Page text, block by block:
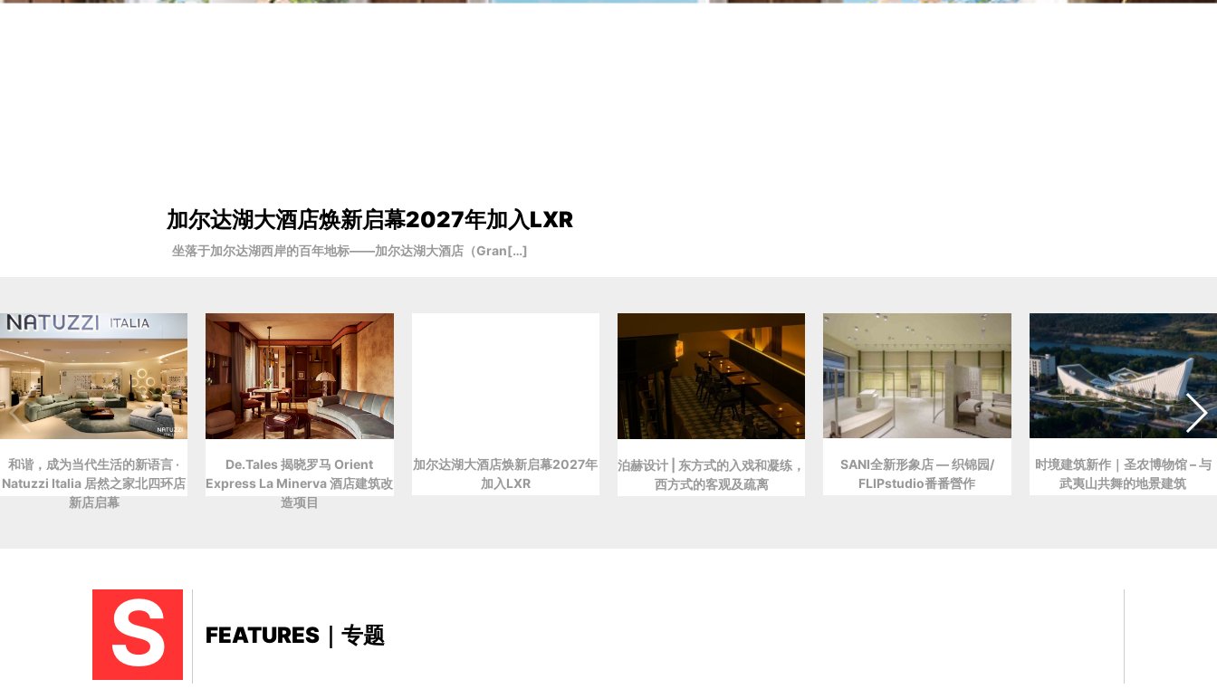
加尔达湖大酒店焕新启幕2027年加入LXR
坐落于加尔达湖西岸的百年地标——加尔达湖大酒店（Gran[…]
和谐，成为当代生活的新语言 ·
Natuzzi Italia 居然之家北四环店
新店启幕
De.Tales 揭晓罗马 Orient
Express La Minerva 酒店建筑改
造项目
加尔达湖大酒店焕新启幕2027年
加入LXR
泊赫设计 | 东方式的入戏和凝练，
西方式的客观及疏离
SANI全新形象店 — 织锦园/
FLIPstudio番番營作
时境建筑新作｜圣农博物馆 – 与
武夷山共舞的地景建筑
S FEATURES｜专题